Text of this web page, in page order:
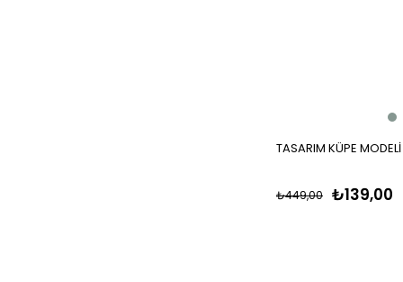
TASARIM KÜPE MODELİ
₺139,00
₺449,00